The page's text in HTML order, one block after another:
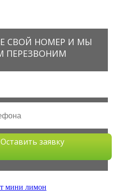
СВОЙ НОМЕР И МЫ
ПЕРЕЗВОНИМ
Оставить заявку